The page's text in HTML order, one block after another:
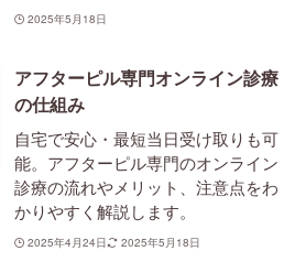
2025年5月18日
アフターピル専門オンライン診療
の仕組み
自宅で安心・最短当日受け取りも可
能。アフターピル専門のオンライン
診療の流れやメリット、注意点をわ
かりやすく解説します。
2025年4月24日 2025年5月18日